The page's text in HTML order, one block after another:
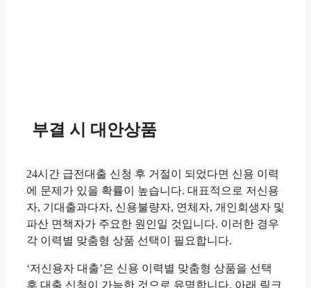
부결 시 대안상품
24시간 급전대출 신청 후 거절이 되었다면 신용 이력
에 문제가 있을 확률이 높습니다. 대표적으로 저신용
자, 기대출과다자, 신용불량자, 연체자, 개인회생자 및
파산 면책자가 주요한 원인일 것입니다. 이러한 경우
각 이력별 맞춤형 상품 선택이 필요합니다.
‘저신용자 대출’은 신용 이력별 맞춤형 상품을 선택
후 대출 신청이 가능한 것으로 유명합니다. 아래 링크